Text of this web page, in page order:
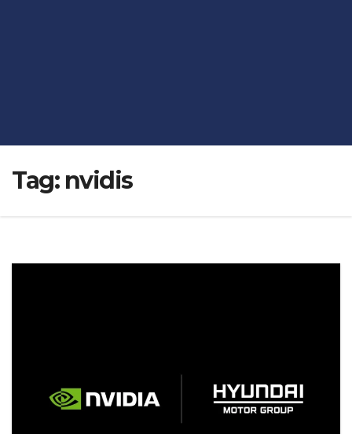
Tag: nvidis